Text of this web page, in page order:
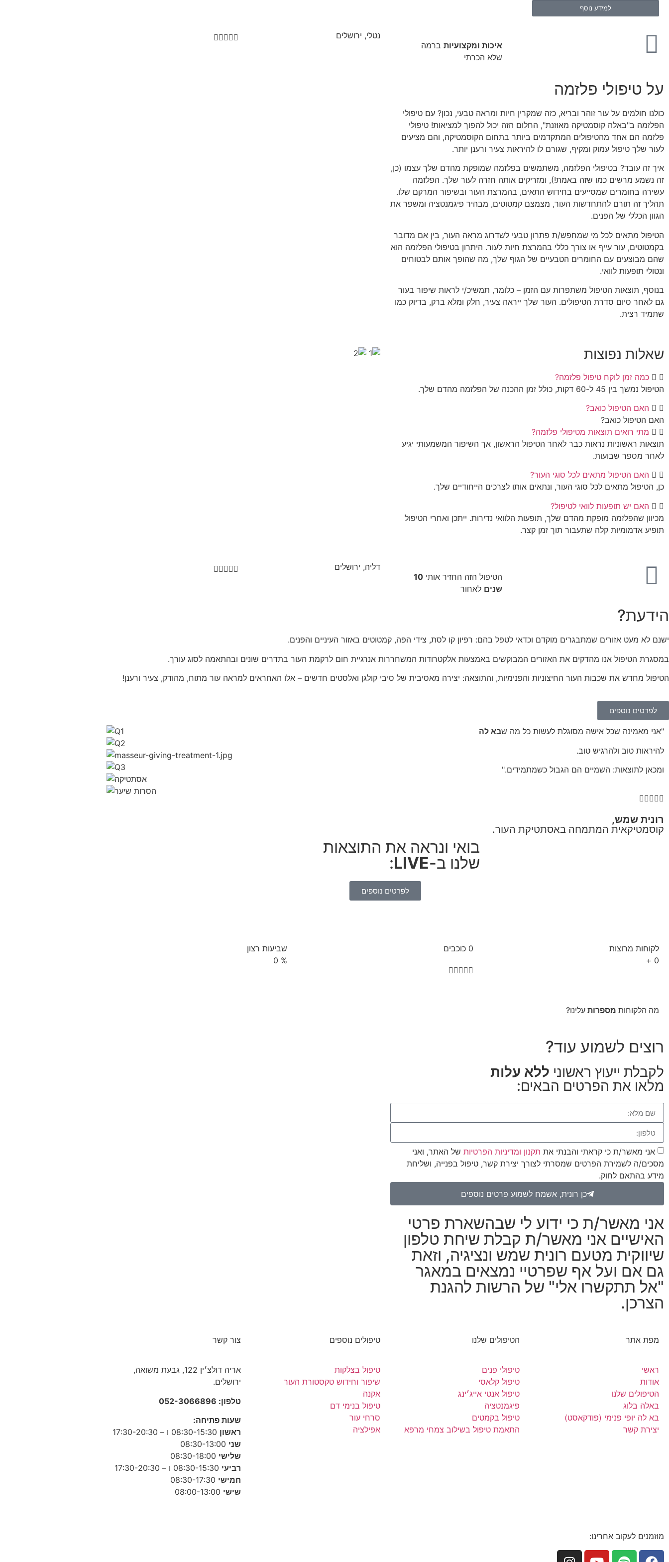
למידע נוסף
איכות ומקצועיות ברמה
שלא הכרתי
נטלי, ירושלים 
על טיפולי פלזמה
כולנו חולמים על עור זוהר ובריא, כזה שמקרין חיות ומראה טבעי, נכון? עם טיפולי
הפלזמה ב"באלה קוסמטיקה מאוזנת", החלום הזה יכול להפוך למציאות! טיפולי
פלזמה הם אחד מהטיפולים המתקדמים ביותר בתחום הקוסמטיקה, והם מציעים
לעור שלך טיפול עמוק ומקיף, שגורם לו להיראות צעיר ורענן יותר.
איך זה עובד? בטיפולי הפלזמה, משתמשים בפלזמה שמופקת מהדם שלך עצמו (כן,
זה נשמע מרשים כמו שזה באמת!), ומזריקים אותה חזרה לעור שלך. הפלזמה
עשירה בחומרים שמסייעים בחידוש התאים, בהמרצת העור ובשיפור המרקם שלו.
תהליך זה תורם להתחדשות העור, מצמצם קמטוטים, מבהיר פיגמנטציה ומשפר את
הגוון הכללי של הפנים.
הטיפול מתאים לכל מי שמחפש/ת פתרון טבעי לשדרוג מראה העור, בין אם מדובר
בקמטוטים, עור עייף או צורך כללי בהמרצת חיות לעור. היתרון בטיפולי הפלזמה הוא
שהם מבוצעים עם החומרים הטבעיים של הגוף שלך, מה שהופך אותם לבטוחים
ונטולי תופעות לוואי.
בנוסף, תוצאות הטיפול משתפרות עם הזמן – כלומר, תמשיכ/י לראות שיפור בעור
גם לאחר סיום סדרת הטיפולים. העור שלך ייראה צעיר, חלק ומלא ברק, בדיוק כמו
שתמיד רצית.
שאלות נפוצות
כמה זמן לוקח טיפול פלזמה?
הטיפול נמשך בין 45 ל-60 דקות, כולל זמן ההכנה של הפלזמה מהדם שלך.
האם הטיפול כואב?
האם הטיפול כואב?
מתי רואים תוצאות מטיפולי פלזמה?
תוצאות ראשוניות נראות כבר לאחר הטיפול הראשון, אך השיפור המשמעותי יגיע
לאחר מספר שבועות.
האם הטיפול מתאים לכל סוגי העור?
כן, הטיפול מתאים לכל סוגי העור, ונתאים אותו לצרכים הייחודיים שלך.
האם יש תופעות לוואי לטיפול?
מכיוון שהפלזמה מופקת מהדם שלך, תופעות הלוואי נדירות. ייתכן ואחרי הטיפול
תופיע אדמומיות קלה שתעבור תוך זמן קצר.
הטיפול הזה החזיר אותי 10
שנים לאחור
דליה, ירושלים 
הידעת?
ישנם לא מעט אזורים שמתבגרים מוקדם וכדאי לטפל בהם: רפיון קו לסת, צידי הפה, קמטוטים באזור העיניים והפנים.
במסגרת הטיפול אנו מהדקים את האזורים המבוקשים באמצעות אלקטרודות המשחררות אנרגיית חום לרקמת העור בתדרים שונים ובהתאמה לסוג עורך.
הטיפול מחדש את שכבות העור החיצוניות והפנימיות, והתוצאה: יצירה מאסיבית של סיבי קולגן ואלסטים חדשים – אלו האחראים למראה עור מתוח, מהודק, צעיר ורענן!
לפרטים נוספים
"אני מאמינה שכל אישה מסוגלת לעשות כל מה שבא לה
להיראות טוב ולהרגיש טוב.
ומכאן לתוצאות: השמיים הם הגבול כשמתמידים."

רונית שמש,
קוסמטיקאית המתמחה באסתטיקת העור.
בואי ונראה את התוצאות
שלנו ב-LIVE
:
לפרטים נוספים
לקוחות מרוצות
0
+
0 כוכבים

שביעות רצון
%
0
מה הלקוחות מספרות עלינו?
רוצים לשמוע עוד?
לקבלת ייעוץ ראשוני ללא עלות
מלאו את הפרטים הבאים:
אני מאשר/ת כי קראתי והבנתי את תקנון ומדיניות הפרטיות של האתר, ואני
מסכים/ה לשמירת הפרטים שמסרתי לצורך יצירת קשר, טיפול בפנייה, ושליחת
מידע בהתאם לחוק.
כן רונית, אשמח לשמוע פרטים נוספים
אני מאשר/ת כי ידוע לי שבהשארת פרטי
האישיים אני מאשר/ת קבלת שיחת טלפון
שיווקית מטעם רונית שמש ונציגיה, וזאת
גם אם ועל אף שפרטיי נמצאים במאגר
"אל תתקשרו אלי" של הרשות להגנת
הצרכן.
מפת אתר
ראשי
אודות
הטיפולים שלנו
באלה בלוג
בא לה יופי פנימי (פודקאסט)
יצירת קשר
הטיפולים שלנו
טיפולי פנים
טיפול קלאסי
טיפול אנטי אייג׳ינג
פיגמנטציה
טיפול בקמטים
התאמת טיפול בשילוב צמחי מרפא
טיפולים נוספים
טיפול בצלקות
שיפור וחידוש טקסטורת העור
אקנה
טיפול בנימי דם
סרחי עור
אפילציה
צור קשר
אריה דולצ׳ין 122, גבעת משואה,
ירושלים.
טלפון: 052-3066896
שעות פתיחה:
ראשון
שני
שלישי
רביעי
חמישי
שישי
מוזמנים לעקוב אחרינו: